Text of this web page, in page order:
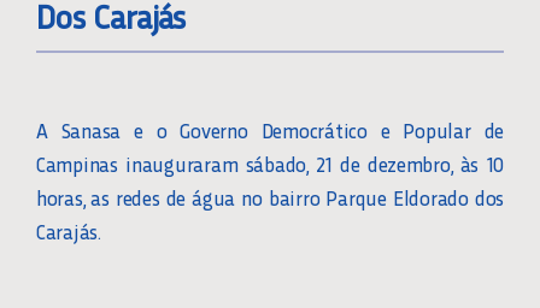
Dos Carajás
A Sanasa e o Governo Democrático e Popular de
Campinas inauguraram sábado, 21 de dezembro, às 10
horas, as redes de água no bairro Parque Eldorado dos
Carajás.